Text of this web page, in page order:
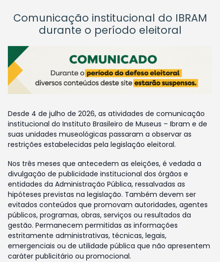
Comunicação institucional do IBRAM
durante o período eleitoral
Desde 4 de julho de 2026, as atividades de comunicação
institucional do Instituto Brasileiro de Museus – Ibram e de
suas unidades museológicas passaram a observar as
restrições estabelecidas pela legislação eleitoral.
Nos três meses que antecedem as eleições, é vedada a
divulgação de publicidade institucional dos órgãos e
entidades da Administração Pública, ressalvadas as
hipóteses previstas na legislação. Também devem ser
evitados conteúdos que promovam autoridades, agentes
públicos, programas, obras, serviços ou resultados da
gestão. Permanecem permitidas as informações
estritamente administrativas, técnicas, legais,
emergenciais ou de utilidade pública que não apresentem
caráter publicitário ou promocional.